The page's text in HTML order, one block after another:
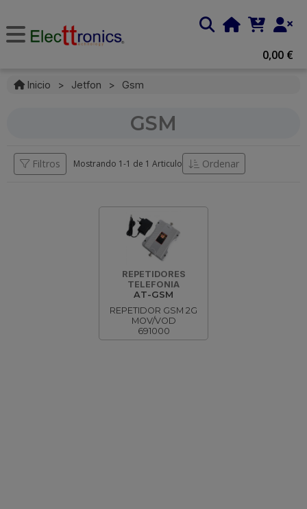
0,00 €
Inicio > Jetfon > Gsm
GSM
Filtros Mostrando 1-1 de 1 Articulo Ordenar
REPETIDORES
TELEFONIA
AT-GSM
REPETIDOR GSM 2G
MOV/VOD
691000